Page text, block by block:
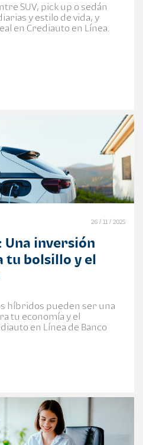
SUV, pick up o sedán
y estilo de vida, y
en Crediauto en Línea.
26 / 11 / 2025
inversión
tu bolsillo y el
híbridos pueden ser una
tu economía y el
en Línea de Banco